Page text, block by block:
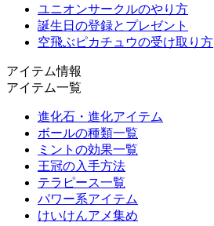
ユニオンサークルのやり方
誕生日の登録とプレゼント
空飛ぶピカチュウの受け取り方
アイテム情報
アイテム一覧
進化石・進化アイテム
ボールの種類一覧
ミントの効果一覧
王冠の入手方法
テラピース一覧
パワー系アイテム
けいけんアメ集め